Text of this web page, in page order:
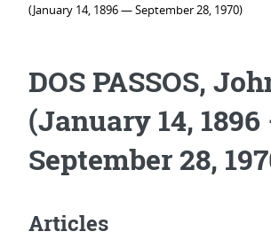
(January 14, 1896 — September 28, 1970)
DOS PASSOS,
(January 14,
September 28,
Articles